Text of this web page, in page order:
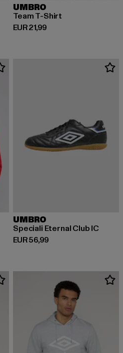
UMBRO
Team T-Shirt
EUR 21,99
Derzeitiger Preis: EUR 21,99
UMBRO
Speciali Eternal Club IC
EUR 56,99
Derzeitiger Preis: EUR 56,99